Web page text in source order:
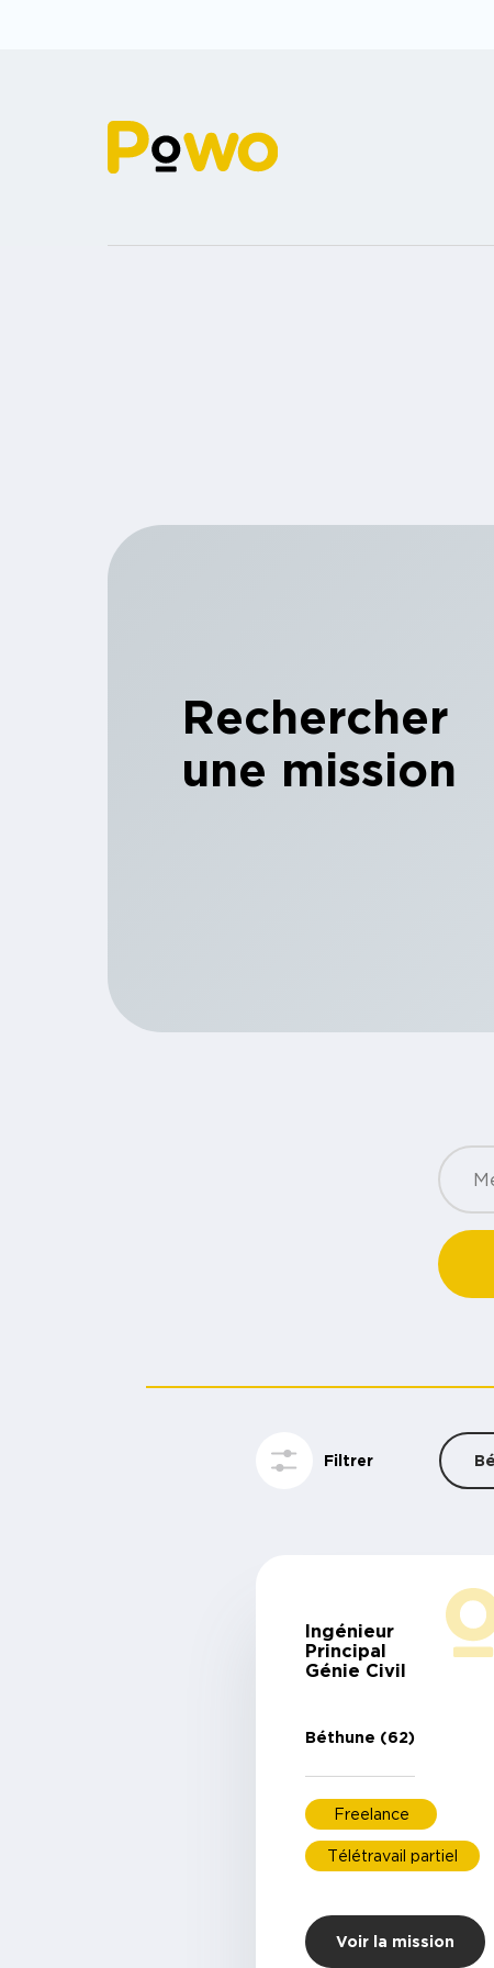
Rechercher
une mission
Filtrer
Ingénieur
Principal
Génie Civil
Béthune (62)
Freelance
Télétravail partiel
Voir la mission